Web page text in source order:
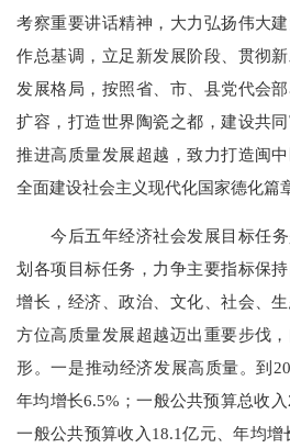
考察重要讲话精神，大力弘扬伟大
作总基调，立足新发展阶段、贯彻
发展格局，按照省、市、县党代会
扩容，打造世界陶瓷之都，建设共
推进高质量发展超越，致力打造闽
全面建设社会主义现代化国家德化篇
今后五年经济社会发展目标任务
划各项目标任务，力争主要指标保
增长，经济、政治、文化、社会、
方位高质量发展超越迈出重要步伐
形。一是推动经济发展高质量。到
年均增长6.5%；一般公共预算总收
一般公共预算收入18.1亿元、年均